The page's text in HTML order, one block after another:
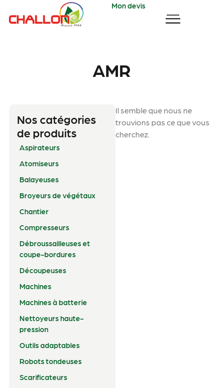
Mon devis
AMR
Nos catégories
de produits
Aspirateurs
Atomiseurs
Balayeuses
Broyeurs de végétaux
Chantier
Compresseurs
Débroussailleuses et
coupe-bordures
Découpeuses
Machines
Machines à batterie
Nettoyeurs haute-
pression
Outils adaptables
Robots tondeuses
Scarificateurs
Il semble que nous ne
trouvions pas ce que vous
cherchez.